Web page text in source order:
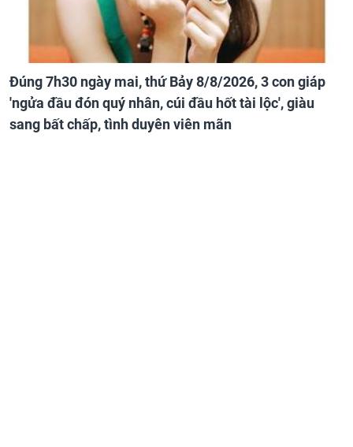
Đúng 7h30 ngày mai, thứ Bảy 8/8/2026, 3 con giáp
'ngửa đầu đón quý nhân, cúi đầu hốt tài lộc', giàu
sang bất chấp, tình duyên viên mãn